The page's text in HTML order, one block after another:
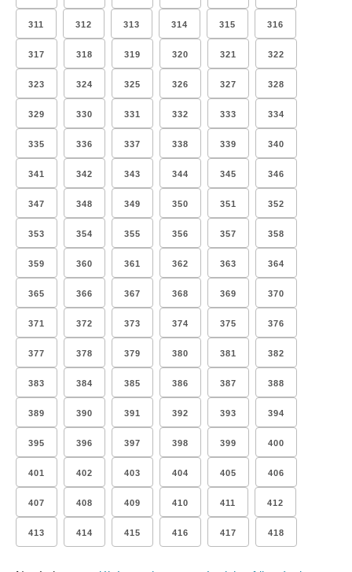
311 312 313 314 315 316
317 318 319 320 321 322
323 324 325 326 327 328
329 330 331 332 333 334
335 336 337 338 339 340
341 342 343 344 345 346
347 348 349 350 351 352
353 354 355 356 357 358
359 360 361 362 363 364
365 366 367 368 369 370
371 372 373 374 375 376
377 378 379 380 381 382
383 384 385 386 387 388
389 390 391 392 393 394
395 396 397 398 399 400
401 402 403 404 405 406
407 408 409 410 411 412
413 414 415 416 417 418